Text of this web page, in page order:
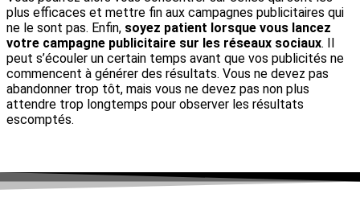
plus efficaces et mettre fin aux campagnes publicitaires qui
ne le sont pas. Enfin, soyez patient lorsque vous lancez
votre campagne publicitaire sur les réseaux sociaux. Il
peut s’écouler un certain temps avant que vos publicités ne
commencent à générer des résultats. Vous ne devez pas
abandonner trop tôt, mais vous ne devez pas non plus
attendre trop longtemps pour observer les résultats
escomptés.